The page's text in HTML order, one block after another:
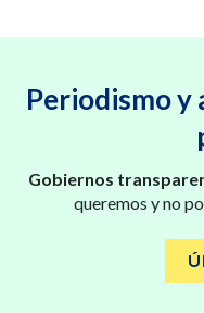
Periodismo y
Gobiernos
queremos y no